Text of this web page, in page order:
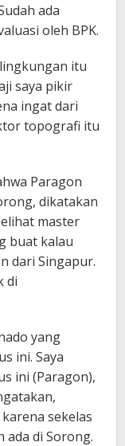
ada
oleh BPK.
itu
saya pikir
ingat dari
topografi itu
Paragon
dikatakan
master
buat kalau
dari Singapur.
di
yang
ini. Saya
ini (Paragon),
sekelas
ada di Sorong.